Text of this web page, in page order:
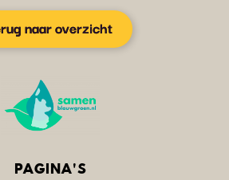
naar overzicht
PAGINA'S